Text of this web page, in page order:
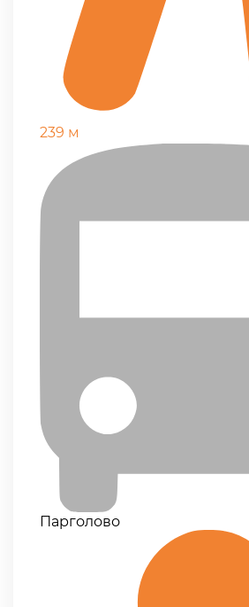
239 м
Парголово